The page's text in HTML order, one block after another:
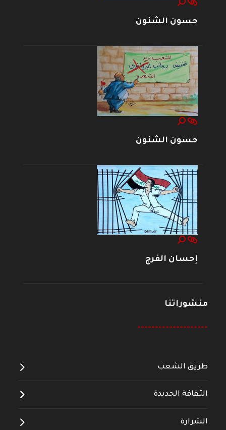
حسون الشنون
حسون الشنون
إحسان الفرج
منشوراتنا
--------------------
طريق الشعب
الثقافة الجديدة
الشرارة